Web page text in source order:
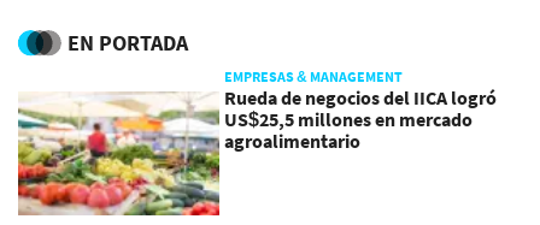
EN PORTADA
EMPRESAS & MANAGEMENT
Rueda de negocios del IICA logró
US$25,5 millones en mercado
agroalimentario